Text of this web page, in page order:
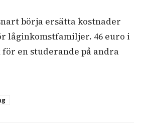
börja ersätta kostnader
låginkomstfamiljer. 46 euro i
en studerande på andra